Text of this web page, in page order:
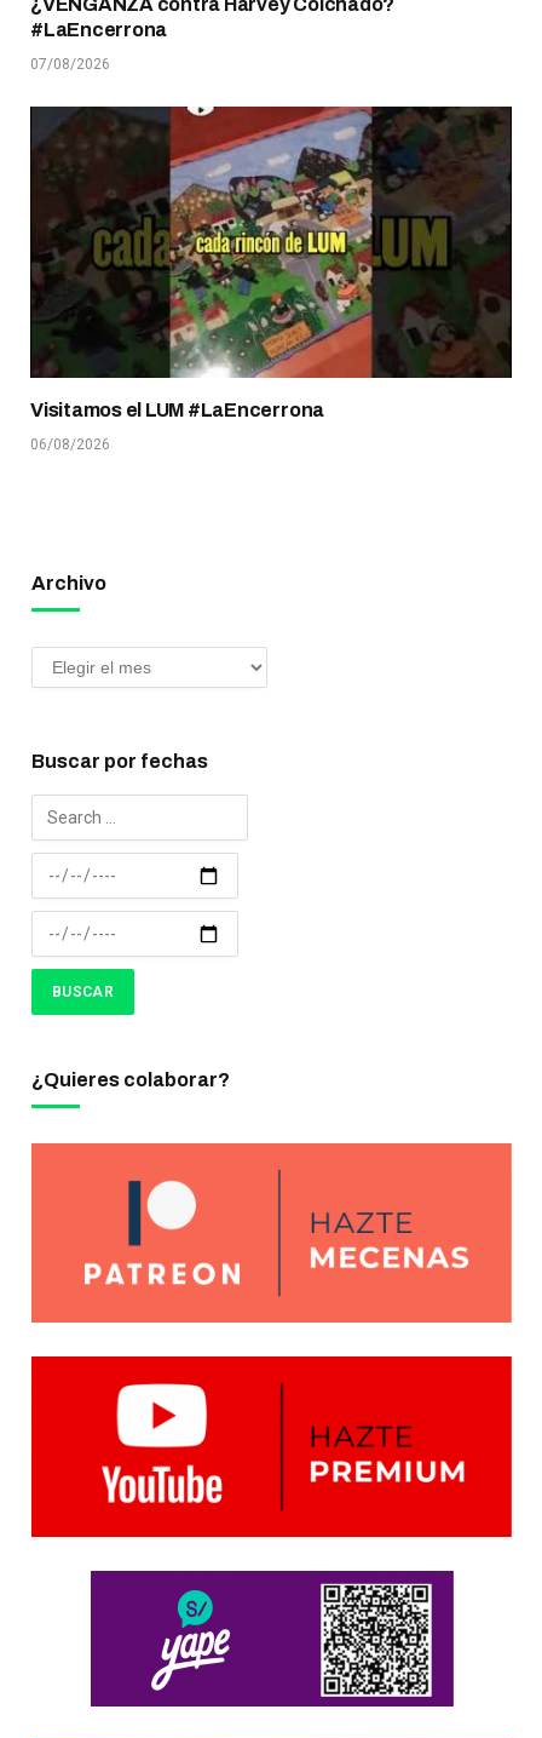
¿VENGANZA contra Harvey Colchado?
#LaEncerrona
07/08/2026
Visitamos el LUM #LaEncerrona
06/08/2026
Archivo
Buscar por fechas
¿Quieres colaborar?